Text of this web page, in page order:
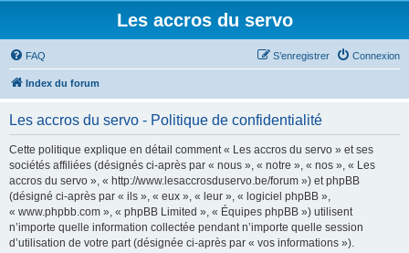
Les accros du servo
FAQ Connexion
S’enregistrer
Index du forum
Les accros du servo - Politique de confidentialité
Cette politique explique en détail comment « Les accros du servo » et ses
sociétés affiliées (désignés ci-après par « nous », « notre », « nos », « Les
accros du servo », « http://www.lesaccrosduservo.be/forum ») et phpBB
(désigné ci-après par « ils », « eux », « leur », « logiciel phpBB »,
« www.phpbb.com », « phpBB Limited », « Équipes phpBB ») utilisent
n’importe quelle information collectée pendant n’importe quelle session
d’utilisation de votre part (désignée ci-après par « vos informations »).